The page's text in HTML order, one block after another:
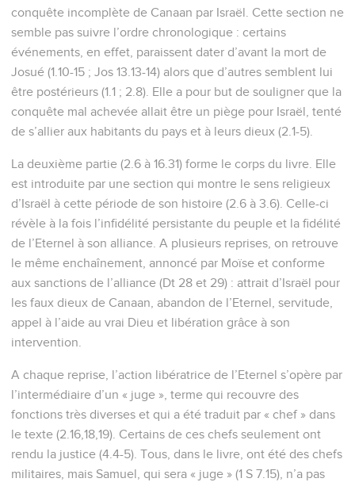
conquête incomplète de Canaan par Israël. Cette section ne
semble pas suivre l’ordre chronologique : certains
événements, en effet, paraissent dater d’avant la mort de
Josué (1.10-15 ; Jos 13.13-14) alors que d’autres semblent lui
être postérieurs (1.1 ; 2.8). Elle a pour but de souligner que la
conquête mal achevée allait être un piège pour Israël, tenté
de s’allier aux habitants du pays et à leurs dieux (2.1-5).
La deuxième partie (2.6 à 16.31) forme le corps du livre. Elle
est introduite par une section qui montre le sens religieux
d’Israël à cette période de son histoire (2.6 à 3.6). Celle-ci
révèle à la fois l’infidélité persistante du peuple et la fidélité
de l’Eternel à son alliance. A plusieurs reprises, on retrouve
le même enchaînement, annoncé par Moïse et conforme
aux sanctions de l’alliance (Dt 28 et 29) : attrait d’Israël pour
les faux dieux de Canaan, abandon de l’Eternel, servitude,
appel à l’aide au vrai Dieu et libération grâce à son
intervention.
A chaque reprise, l’action libératrice de l’Eternel s’opère par
l’intermédiaire d’un « juge », terme qui recouvre des
fonctions très diverses et qui a été traduit par « chef » dans
le texte (2.16,18,19). Certains de ces chefs seulement ont
rendu la justice (4.4-5). Tous, dans le livre, ont été des chefs
militaires, mais Samuel, qui sera « juge » (1 S 7.15), n’a pas